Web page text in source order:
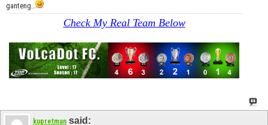
ganteng..
Check My Real Team Below
kupretman said: